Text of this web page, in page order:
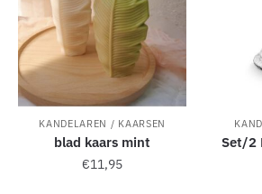
KANDELAREN / KAARSEN
blad kaars mint
€11,95
Set/2